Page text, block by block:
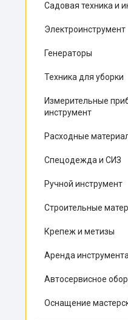
Садовая техника и
Электроинструмент
Генераторы
Техника для уборки
Измерительные
инструмент
Расходные
Спецодежда и СИЗ
Ручной инструмент
Строительные
Крепеж и метизы
Аренда инструмента
Автосервисное
Оснащение